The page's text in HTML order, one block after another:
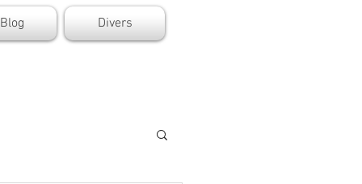
Blog Divers